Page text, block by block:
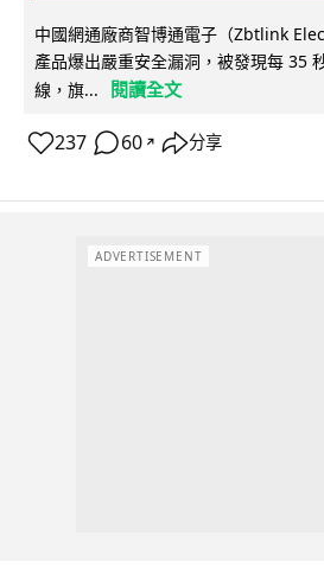
中國網通廠商智博通電子（Zbtlink
產品爆出嚴重安全漏洞，被發現每 35
線，旗...
閱讀全文
237 60 ↗ 分享
ADVERTISEMENT